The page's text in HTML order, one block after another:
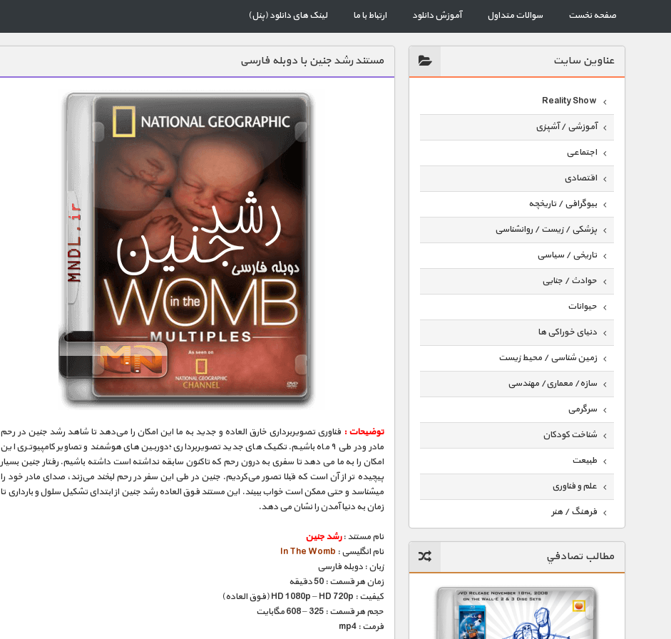
صفحه نخست سوالات متداول آموزش دانلود ارتباط با ما لینک های دانلود (پنل)
عناوين سايت
Reality Show
آموزشی / آشپزی
اجتماعی
اقتصادی
بیوگرافی / تاریخچه
پزشکی / زیست / روانشناسی
تاریخی / سیاسی
حوادث / جنایی
حیوانات
دنیای خوراکی ها
زمین شناسی / محیط زیست
سازه/ معماری/ مهندسی
سرگرمی
شناخت کودکان
طبیعت
علم و فناوری
فرهنگ / هنر
گردشگری
ماورایی
مسابقات / ورزشی
مطالب تصادفي
مستند رشد جنین با دوبله فارسی
توضیحات : فناوری تصویربرداری خارق العاده و جدید به ما این امکان را می‌دهد تا شاهد رشد جنین در رحم
مادر ودر طی ۹ ماه باشیم. تکنیک های جدید تصویربرداری ؛دوربین های هوشمند و تصاویر کامپیوتری این
امکان را به ما می دهد تا سفری به درون رحم که تاکنون سابقه نداشته است داشته باشیم. رفتار جنین بسیار
پیچیده تر از آن است که قبلا تصور می‌کردیم. جنین در طی این سفر در رحم لبخند می‌زند، صدای مادر خود را
میشناسد و حتی ممکن است خواب ببیند. این مستند فوق العاده رشد جنین از ابتدای تشکیل سلول و بارداری تا
زمان به دنیا آمدن را نشان می دهد.
نام مستند :رشد جنین
نام انگلیسی : In The Womb
زبان : دوبله فارسی
زمان هر قسمت : 50 دقیقه
کیفیت : HD 1080p – HD 720p (فوق العاده)
حجم هر قسمت : 325 – 608 مگابایت
فرمت : mp4